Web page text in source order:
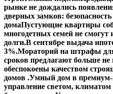
рынке не дождались
дверных замков:
домаПустующие квартиры
многодетных семей не смогут
долги.В сентябре выдача
3%.Мораторий на штрафы
сроков предлагают больше не
обеспокоены качеством
домов .Умный дом в
управление светом, климатом